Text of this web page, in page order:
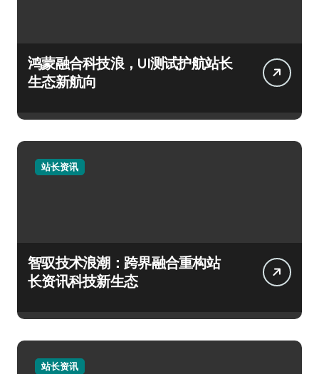
鸿蒙融合科技浪，UI测试护航站长
生态新航向
站长资讯
智驭技术浪潮：跨界融合重构站
长资讯科技新生态
站长资讯